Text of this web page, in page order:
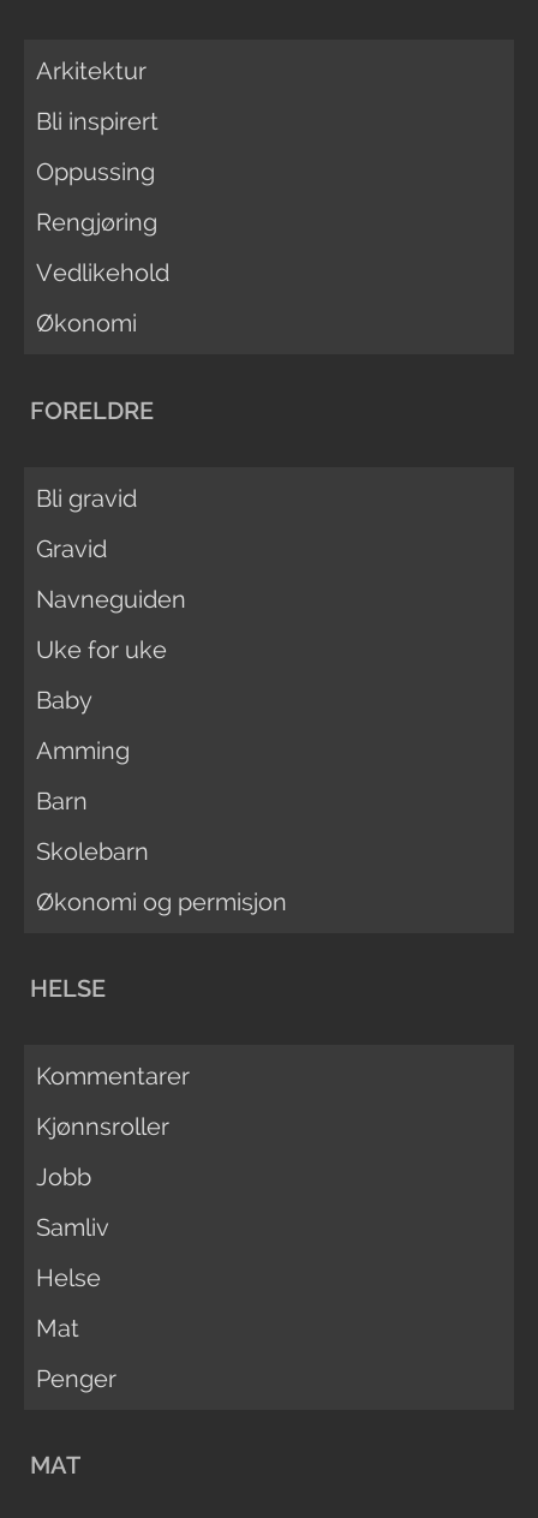
Arkitektur
Bli inspirert
Oppussing
Rengjøring
Vedlikehold
Økonomi
FORELDRE
Bli gravid
Gravid
Navneguiden
Uke for uke
Baby
Amming
Barn
Skolebarn
Økonomi og permisjon
HELSE
Kommentarer
Kjønnsroller
Jobb
Samliv
Helse
Mat
Penger
MAT